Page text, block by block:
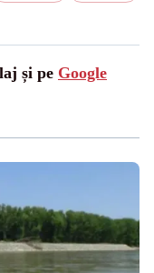
și pe Google